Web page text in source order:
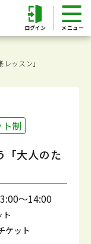
ログイン
ッスン」
制
「大人のた
～14:00
ト
ケット